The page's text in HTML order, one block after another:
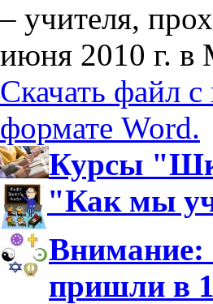
– учителя,
июня 2010 г. в
Скачать файл
формате Word.
Курсы
"Как мы
Внимание:
пришли в